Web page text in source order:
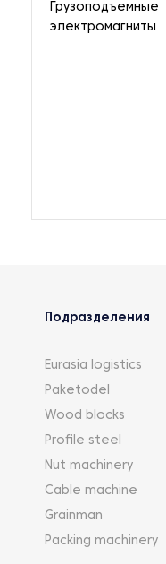
Грузоподъемные
электромагниты
Подразделения
Eurasia logistics
Paketodel
Wood blocks
Profile steel
Nut machinery
Cable machine
Grainman
Packing machinery